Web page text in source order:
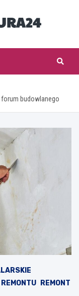
budowlanego
REMONT